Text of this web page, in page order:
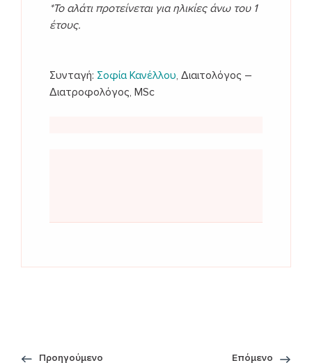
*Το αλάτι προτείνεται για ηλικίες άνω του 1
έτους.
Συνταγή: Σοφία Κανέλλου, Διαιτολόγος –
Διατροφολόγος, MSc
Προηγούμενο Επόμενο